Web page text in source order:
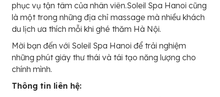
phục vụ tận tâm của nhân viên.Soleil Spa Hanoi cũng
là một trong những địa chỉ massage mà nhiều khách
du lịch ưa thích mỗi khi ghé thăm Hà Nội.
Mời bạn đến với Soleil Spa Hanoi để trải nghiệm
những phút giây thư thái và tái tạo năng lượng cho
chính mình.
Thông tin liên hệ: